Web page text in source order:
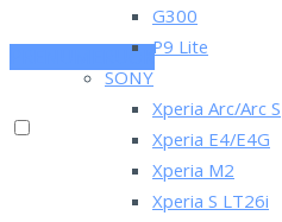
PRENUMERUOK
G300
P9 Lite
SONY
Xperia Arc/Arc S
Xperia E4/E4G
Xperia M2
Xperia S LT26i